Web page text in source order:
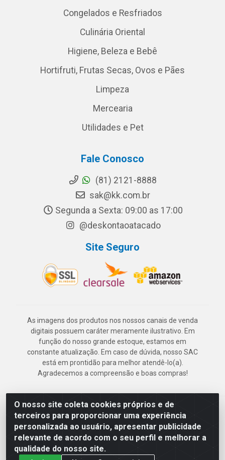
O nosso site coleta cookies próprios e de
terceiros para proporcionar uma experiência
personalizada ao usuário, apresentar publicidade
relevante de acordo com o seu perfil e melhorar a
qualidade do nosso site.
Congelados e Resfriados
Culinária Oriental
Higiene, Beleza e Bebê
Hortifruti, Frutas Secas, Ovos e Pães
Limpeza
Mercearia
Utilidades e Pet
Fale Conosco
(81) 2121-8888
sak@kk.com.br
Segunda a Sexta: 09:00 as 17:00
@deskontaoatacado
Site Seguro
As imagens dos produtos nos nossos canais de venda
digitais possuem caráter meramente ilustrativo. Em
função do nosso grande estoque, estamos em
constante atualização. Em caso de dúvida, nosso SAC
está em prontidão para melhor atendê-lo(a).
Agradecemos a compreensão e boas compras!
Deskontão Atacado - Av. Marechal Mascarenhas de Morais, 2471 -
Imbiribeira - Recife/PE - CEP 51.150-001 - CNPJ 24.150.377/0003-
57